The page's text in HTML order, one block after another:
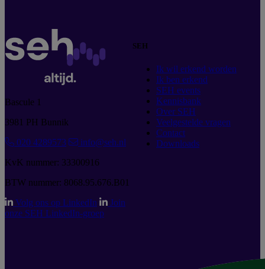
Bascule 1
3981 PH Bunnik
020 4289573
info@seh.nl
KvK nummer: 33300916
BTW nummer: 8068.95.676.B01
Volg ons op LinkedIn
Join
onze SEH LinkedIn-groep
SEH
Ik wil erkend worden
Ik ben erkend
SEH events
Kennisbank
Over SEH
Veelgestelde vragen
Contact
Downloads